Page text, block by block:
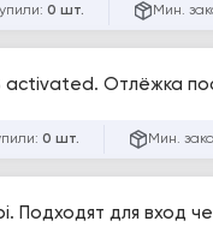
0 шт. Мин.
activated. Отлёжка
0 шт. Мин.
Подходят для вход